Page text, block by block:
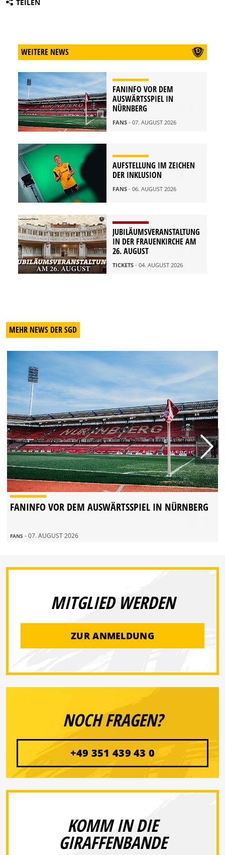
TEILEN
WEITERE NEWS
FANINFO VOR DEM
AUSWÄRTSSPIEL IN
NÜRNBERG
FANS - 07. AUGUST 2026
AUFSTELLUNG IM ZEICHEN
DER INKLUSION
FANS - 06. AUGUST 2026
JUBILÄUMSVERANSTALTUNG
IN DER FRAUENKIRCHE AM
26. AUGUST
TICKETS - 04. AUGUST 2026
MEHR NEWS DER SGD
FANINFO VOR DEM AUSWÄRTSSPIEL IN NÜRNBERG
FANS - 07. AUGUST 2026
MITGLIED WERDEN
ZUR ANMELDUNG
NOCH FRAGEN?
+49 351 439 43 0
KOMM IN DIE
GIRAFFENBANDE